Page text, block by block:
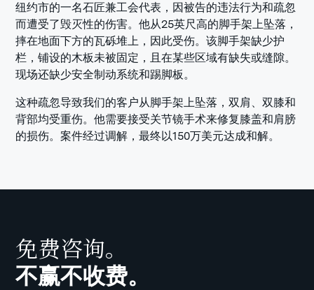
纽约市的一名石匠兼工会代表，因被告的违法行为和疏忽
而遭受了毁灭性的伤害。他从25英尺高的脚手架上坠落，
摔在地面下方的瓦砾堆上，因此受伤。该脚手架缺少护
栏，铺设的木板未被固定，且在某些区域有缺失或缝隙。
现场还缺少安全制动系统和踢脚板。
这种疏忽导致我们的客户从脚手架上坠落，双肩、双膝和
背部均受重伤。他需要接受关节镜手术来修复膝盖和肩膀
的损伤。案件经过调解，最终以150万美元达成和解。
免费咨询。
不赢不收费。